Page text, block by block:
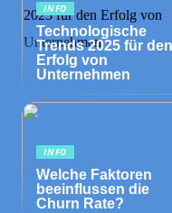
INFO
Technologische
Trends 2025 für den
Erfolg von
Unternehmen
INFO
Welche Faktoren
beeinflussen die
Churn Rate?